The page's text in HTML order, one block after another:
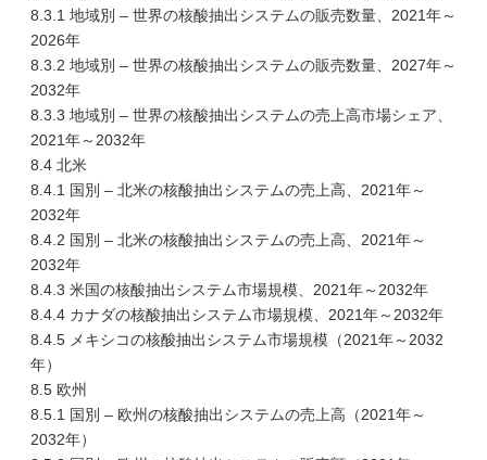
8.3.1 地域別 – 世界の核酸抽出システムの販売数量、2021年～
2026年
8.3.2 地域別 – 世界の核酸抽出システムの販売数量、2027年～
2032年
8.3.3 地域別 – 世界の核酸抽出システムの売上高市場シェア、
2021年～2032年
8.4 北米
8.4.1 国別 – 北米の核酸抽出システムの売上高、2021年～
2032年
8.4.2 国別 – 北米の核酸抽出システムの売上高、2021年～
2032年
8.4.3 米国の核酸抽出システム市場規模、2021年～2032年
8.4.4 カナダの核酸抽出システム市場規模、2021年～2032年
8.4.5 メキシコの核酸抽出システム市場規模（2021年～2032
年）
8.5 欧州
8.5.1 国別 – 欧州の核酸抽出システムの売上高（2021年～
2032年）